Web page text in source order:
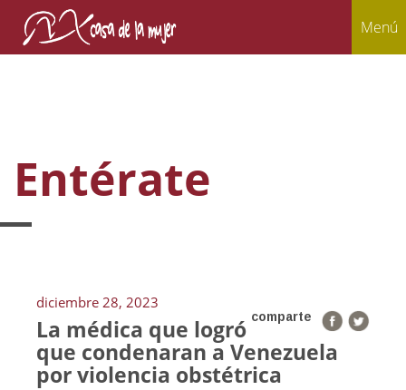
Menú
Entérate
diciembre 28, 2023
comparte
La médica que logró
que condenaran a Venezuela
por violencia obstétrica